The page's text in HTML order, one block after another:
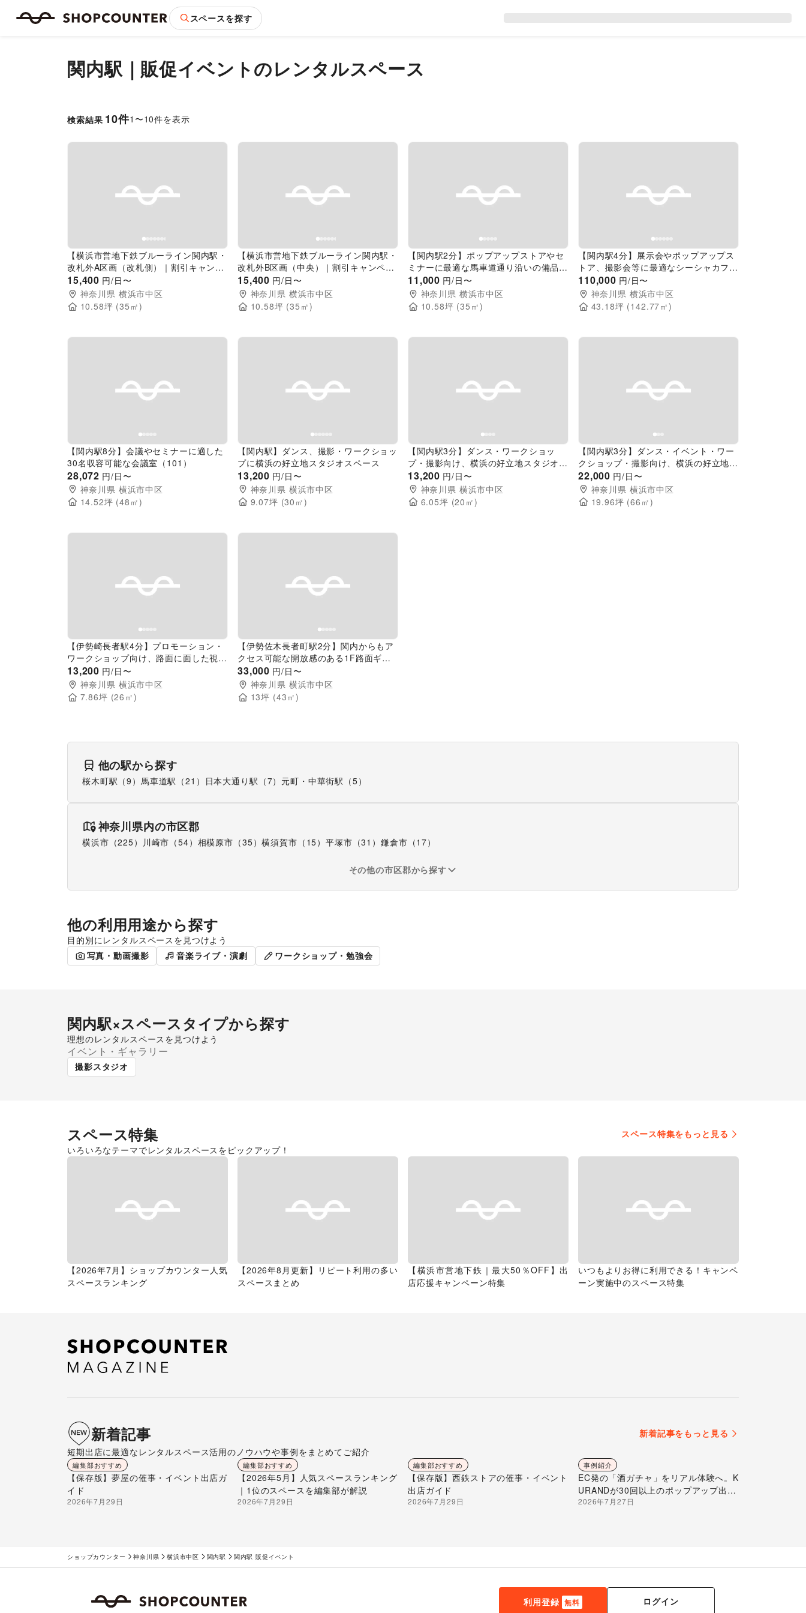
スペースを探す
関内駅｜販促イベントのレンタルスペース
検索結果 10件1 〜10件を表示
Previous slide
【横浜市営地下鉄ブルーライン関内駅・
改札外A区画（改札側）｜割引キャンペ
ーン実施中】物販、食物販のポップアッ
プストアに最適な人通りの多い改札外イ
ベントスペース
15,400 円/日〜
神奈川県 横浜市中区
10.58坪 (35 ㎡)
Previous slide
【横浜市営地下鉄ブルーライン関内駅・
改札外B区画（中央）｜割引キャンペー
ン実施中】物販、食物販のポップアップ
ストアに最適な人通りの多い改札外イベ
ントスペース
15,400 円/日〜
神奈川県 横浜市中区
10.58坪 (35 ㎡)
Previous slide
【関内駅2分】ポップアップストアやセ
ミナーに最適な馬車道通り沿いの備品が
充実したイベントスペース
11,000 円/日〜
神奈川県 横浜市中区
10.58坪 (35 ㎡)
Previous slide
【関内駅4分】展示会やポップアップス
トア、撮影会等に最適なシーシャカフェ
スペース
110,000 円/日〜
神奈川県 横浜市中区
43.18坪 (142.77㎡)
Previous slide
【関内駅8分】会議やセミナーに適した
30名収容可能な会議室（101）
28,072 円/日〜
神奈川県 横浜市中区
14.52坪 (48 ㎡)
Previous slide
【関内駅】ダンス、撮影・ワークショッ
プに横浜の好立地スタジオスペース
13,200 円/日〜
神奈川県 横浜市中区
9.07坪 (30 ㎡)
Previous slide
【関内駅3分】ダンス・ワークショッ
プ・撮影向け、横浜の好立地スタジオス
ペース
13,200 円/日〜
神奈川県 横浜市中区
6.05坪 (20 ㎡)
Previous slide
【関内駅3分】ダンス・イベント・ワー
クショップ・撮影向け、横浜の好立地ホ
ール・スタジオスペース
22,000 円/日〜
神奈川県 横浜市中区
19.96坪 (66 ㎡)
Previous slide
【伊勢崎長者駅4分】プロモーション・
ワークショップ向け、路面に面した視認
性の高いスタジオスペース
13,200 円/日〜
神奈川県 横浜市中区
7.86坪 (26 ㎡)
Previous slide
【伊勢佐木長者町駅2分】関内からもア
クセス可能な開放感のある1F路面ギャ
ラリースペース
33,000 円/日〜
神奈川県 横浜市中区
13坪 (43㎡)
他の駅から探す
桜木町駅（9） 馬車道駅（21） 日本大通り駅（7） 元町・中華街駅（5）
神奈川県内の市区郡
横浜市（225） 川崎市（54） 相模原市（35）横須賀市（15）平塚市（31） 鎌倉市（17）
その他の市区郡から探す
他の利用用途から探す
目的別にレンタルスペースを見つけよう
ポップアップストア 食品販売 展示会・個展
写真・動画撮影 音楽ライブ・演劇 ワークショップ・勉強会
関内駅×スペースタイプから探す
理想のレンタルスペースを見つけよう
ショッピングモール
イベント・ギャラリー
撮影スタジオ
スペース特集
スペース特集をもっと見る
いろいろなテーマでレンタルスペースをピックアップ！
【2026年7月】ショップカウンター人気
スペースランキング
【2026年8月更新】リピート利用の多い
スペースまとめ
【横浜市営地下鉄｜最大50％OFF】出
店応援キャンペーン特集
いつもよりお得に利用できる！キャンペ
ーン実施中のスペース特集
新着記事
新着記事をもっと見る
短期出店に最適なレンタルスペース活用のノウハウや事例をまとめてご紹介
編集部おすすめ
【保存版】夢屋の催事・イベント出店ガ
イド
2026年7月29日
編集部おすすめ
【2026年5月】人気スペースランキング
｜1位のスペースを編集部が解説
2026年7月29日
編集部おすすめ
【保存版】西鉄ストアの催事・イベント
出店ガイド
2026年7月29日
事例紹介
EC発の「酒ガチャ」をリアル体験へ。K
URANDが30回以上のポップアップ出店
で届ける“新しいお酒との出会い”
2026年7月27日
ショップカウンター 神奈川県 横浜市中区 関内駅 関内駅 販促イベント
利用登録 無料 ログイン